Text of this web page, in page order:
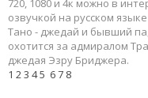
720, 1080 и 4к можно в
озвучкой на русском
Тано - джедай и бывший
охотится за адмиралом
джедая Эзру Бриджера.
1 23 45 67 8